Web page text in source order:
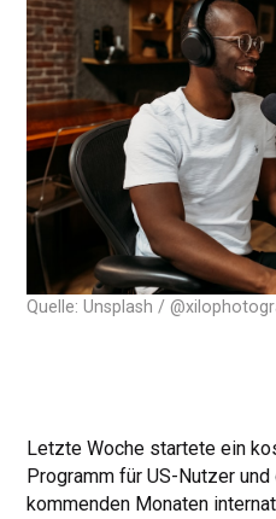
Quelle: Unsplash /
Letzte Woche startete ein
Programm für US-Nutzer
kommenden Monaten